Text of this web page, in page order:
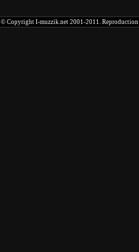
© Copyright I-muzzik.net 2001-2011. Reproduction